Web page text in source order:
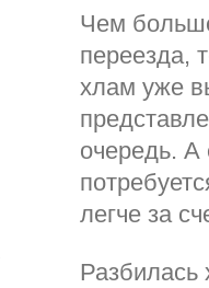
Чем
переезда,
хлам уже
очередь. А
легче за
Разбилась